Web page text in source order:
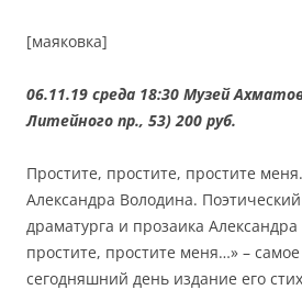
[маяковка]
06.11.19 среда 18:30 Музей
Литейного пр., 53) 200 руб.
Простите, простите, простите
Александра Володина.
драматурга и прозаика
простите, простите меня…» –
сегодняшний день издание его